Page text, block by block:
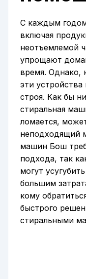
С каждым
включая
неотъемлемой
упрощают
время. Однако,
эти
строя. Как бы
стиральная
ломается,
неподходящий
машин Бош
подхода, так
могут
большим
кому
быстрого
стиральными